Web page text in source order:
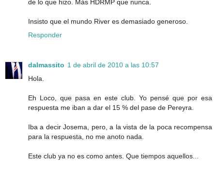
de lo que hizo. Más HDRMP que nunca.
Insisto que el mundo River es demasiado generoso.
Responder
dalmassito 1 de abril de 2010 a las 10:57
Hola.
Eh Loco, que pasa en este club. Yo pensé que por esa
respuesta me iban a dar el 15 % del pase de Pereyra.
Iba a decir Josema, pero, a la vista de la poca recompensa
para la respuesta, no me anoto nada.
Este club ya no es como antes. Que tiempos aquellos...